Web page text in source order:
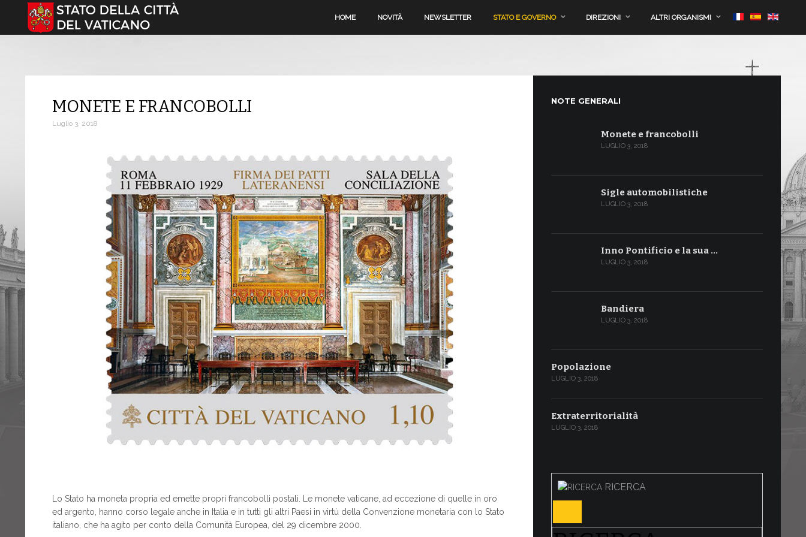
Seleziona la tua lingua HOME NOVITÀ NEWSLETTER STATO E GOVERNO DIREZIONI ALTRI ORGANISMI
MONETE E FRANCOBOLLI
Luglio 3, 2018
Lo Stato ha moneta propria ed emette propri francobolli postali. Le monete vaticane, ad eccezione di quelle in oro
ed argento, hanno corso legale anche in Italia e in tutti gli altri Paesi in virtù della Convenzione monetaria con lo Stato
italiano, che ha agito per conto della Comunità Europea, del 29 dicembre 2000.
NOTE GENERALI
Monete e francobolli
LUGLIO 3, 2018
Sigle automobilistiche
LUGLIO 3, 2018
Inno Pontificio e la sua …
LUGLIO 3, 2018
Bandiera
LUGLIO 3, 2018
Popolazione
LUGLIO 3, 2018
Extraterritorialità
LUGLIO 3, 2018
RICERCA